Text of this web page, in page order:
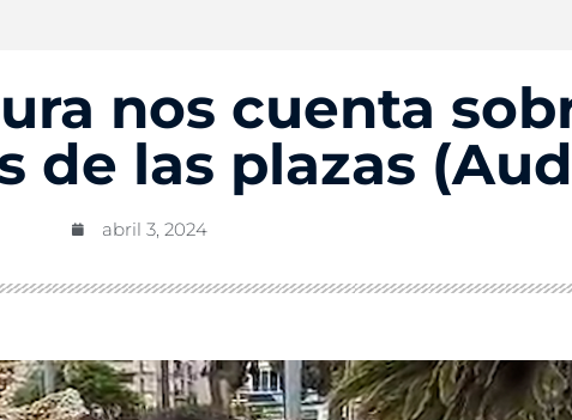
nos cuenta
de las plazas
abril 3, 2024